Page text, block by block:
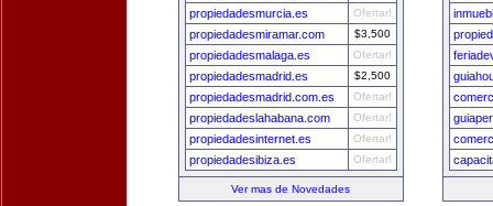
propiedadesmurcia.es Ofertar!
propiedadesmiramar.com $3,500
propiedadesmalaga.es Ofertar!
propiedadesmadrid.es $2,500
propiedadesmadrid.com.es Ofertar!
propiedadeslahabana.com Ofertar!
propiedadesinternet.es Ofertar!
propiedadesibiza.es Ofertar!
Ver mas de Novedades